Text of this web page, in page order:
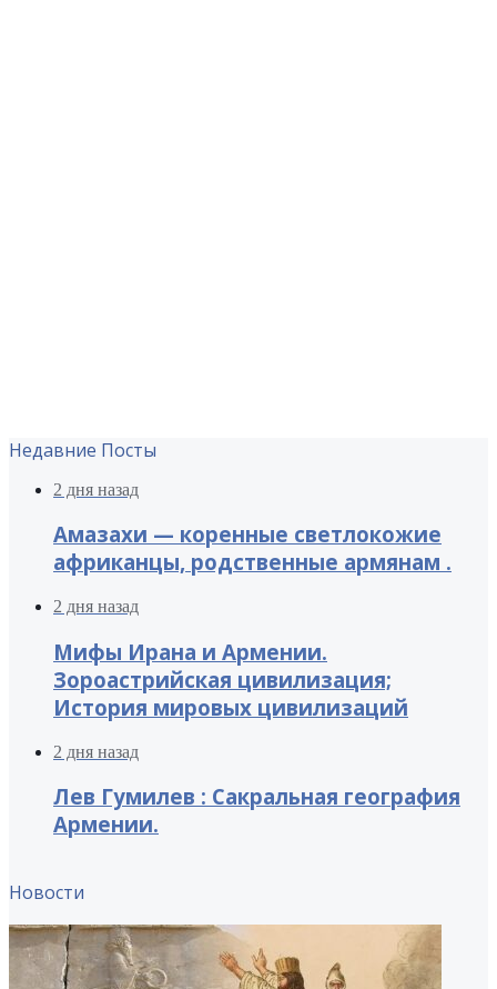
Недавние Посты
2 дня назад
Амазахи — коренные светлокожие
африканцы, родственные армянам .
2 дня назад
Мифы Ирана и Армении.
Зороастрийская цивилизация;
История мировых цивилизаций
2 дня назад
Лев Гумилев : Сакральная география
Армении.
Новости